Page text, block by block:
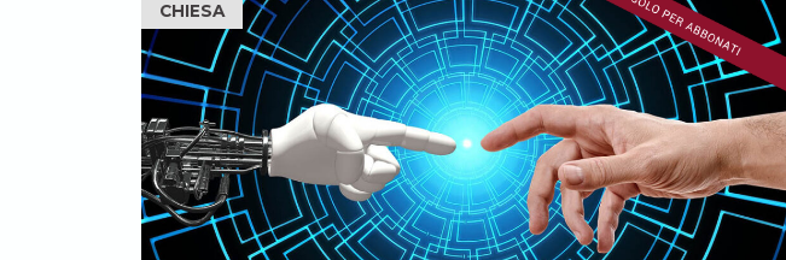
CHIESA